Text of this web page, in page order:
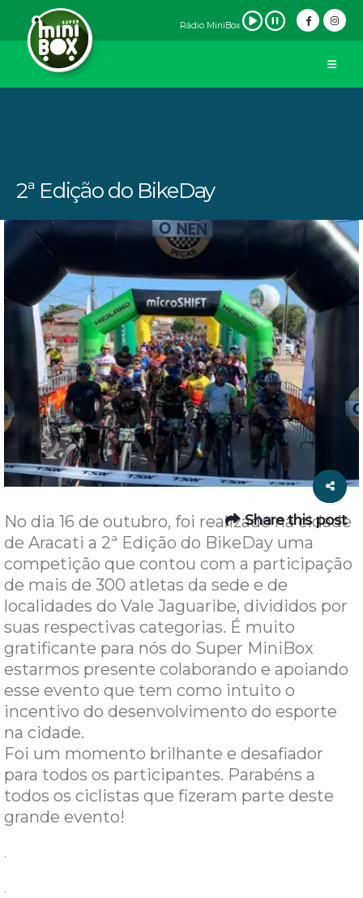
Rádio MiniBox
2ª Edição do BikeDay
Share this post
No dia 16 de outubro, foi realizado na cidade
de Aracati a 2ª Edição do BikeDay uma
competição que contou com a participação
de mais de 300 atletas da sede e de
localidades do Vale Jaguaribe, divididos por
suas respectivas categorias. É muito
gratificante para nós do Super MiniBox
estarmos presente colaborando e apoiando
esse evento que tem como intuito o
incentivo do desenvolvimento do esporte
na cidade.
Foi um momento brilhante e desafiador
para todos os participantes. Parabéns a
todos os ciclistas que fizeram parte deste
grande evento!
.
.